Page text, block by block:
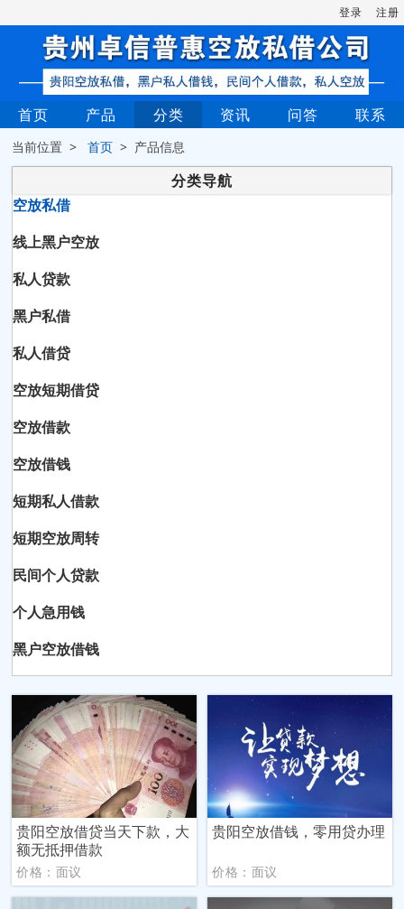
登录 注册
首页 产品 分类 资讯 问答 联系
当前位置 >首页 > 产品信息
分类导航
空放私借
线上黑户空放
私人贷款
黑户私借
私人借贷
空放短期借贷
空放借款
空放借钱
短期私人借款
短期空放周转
民间个人贷款
个人急用钱
黑户空放借钱
贵阳空放借贷当天下款，大
额无抵押借款
价格：面议
贵阳空放借钱，零用贷办理
价格：面议